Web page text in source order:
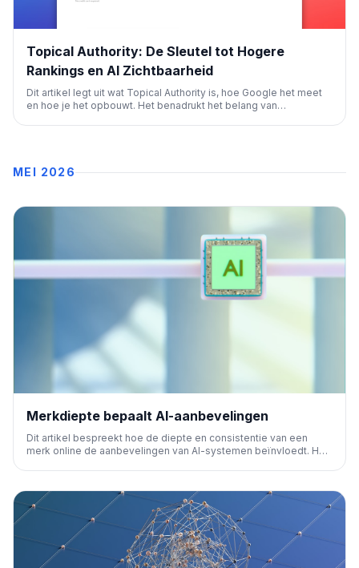
Topical Authority: De Sleutel tot Hogere
Rankings en AI Zichtbaarheid
Dit artikel legt uit wat Topical Authority is, hoe Google het meet
en hoe je het opbouwt. Het benadrukt het belang van
MEI 2026
Merkdiepte bepaalt AI-aanbevelingen
Dit artikel bespreekt hoe de diepte en consistentie van een
merk online de aanbevelingen van AI-systemen beïnvloedt. Het